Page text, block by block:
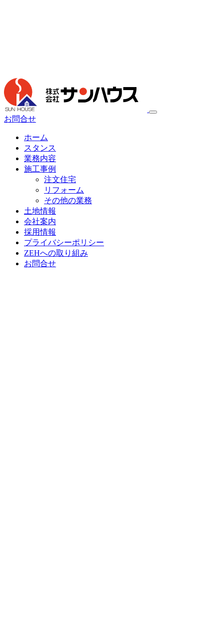
お問合せ
ホーム
スタンス
業務内容
施工事例
注文住宅
リフォーム
その他の業務
土地情報
会社案内
採用情報
プライバシーポリシー
ZEHへの取り組み
お問合せ